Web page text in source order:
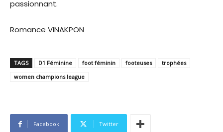
passionnant.
Romance VINAKPON
TAGS D1 Féminine foot féminin footeuses
trophées
women champions league
Facebook Twitter